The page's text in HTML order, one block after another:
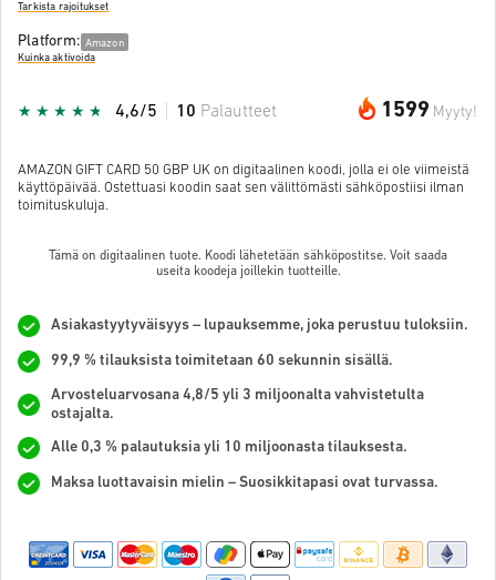
Tarkista rajoitukset
Platform: Amazon
Kuinka aktivoida
1599 Myyty!
4,6/5 10 Palautteet
AMAZON GIFT CARD 50 GBP UK on digitaalinen koodi, jolla ei ole viimeistä
käyttöpäivää. Ostettuasi koodin saat sen välittömästi sähköpostiisi ilman
toimituskuluja.
Tämä on digitaalinen tuote. Koodi lähetetään sähköpostitse. Voit saada
useita koodeja joillekin tuotteille.
Asiakastyytyväisyys – lupauksemme, joka perustuu tuloksiin.
99,9 % tilauksista toimitetaan 60 sekunnin sisällä.
Arvosteluarvosana 4,8/5 yli 3 miljoonalta vahvistetulta
ostajalta.
Alle 0,3 % palautuksia yli 10 miljoonasta tilauksesta.
Maksa luottavaisin mielin – Suosikkitapasi ovat turvassa.